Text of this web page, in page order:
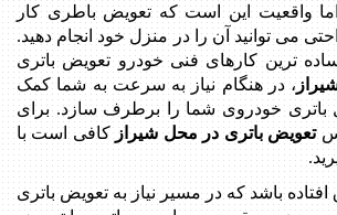
واقعیت این است که تعویض باطری کار
می توانید آن را در منزل خود انجام دهید.
ترین کارهای فنی خودرو تعویض باتری
، در هنگام نیاز به سرعت به شما کمک
باتری خودروی شما را برطرف سازد. برای
تعویض باتری در محل شیراز کافی است با
افتاده باشد که در مسیر نیاز به تعویض باتری